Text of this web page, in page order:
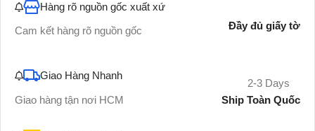
Hàng rõ nguồn gốc xuất xứ
Cam kết hàng rõ nguồn gốc
Đầy đủ giấy tờ
Giao Hàng Nhanh
Giao hàng tận nơi HCM
2-3 Days
Ship Toàn Quốc